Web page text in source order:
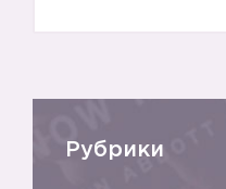
Рубрики